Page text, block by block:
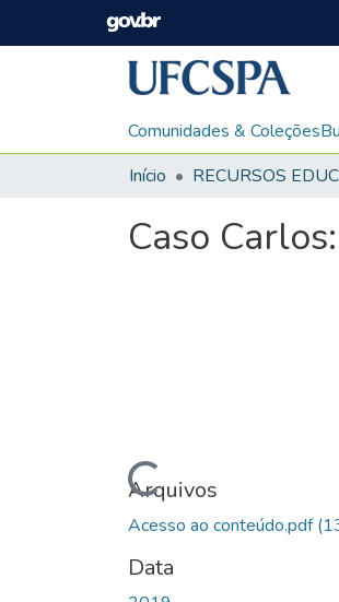
Comunidades & Coleções
Início
Caso
Carregando...
Arquivos
Acesso ao conteúdo.pdf
Data